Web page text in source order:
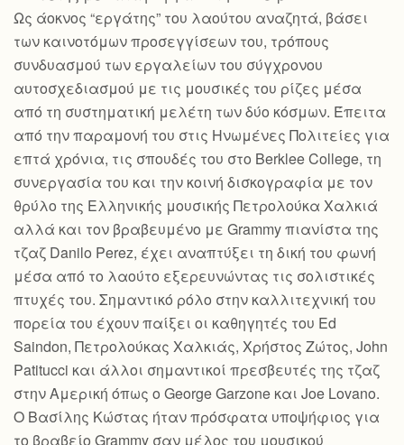
Ως άοκνος “εργάτης” του λαούτου αναζητά, βάσει
των καινοτόμων προσεγγίσεων του, τρόπους
συνδυασμού των εργαλείων του σύγχρονου
αυτοσχεδιασμού με τις μουσικές του ρίζες μέσα
από τη συστηματική μελέτη των δύο κόσμων. Έπειτα
από την παραμονή του στις Ηνωμένες Πολιτείες για
επτά χρόνια, τις σπουδές του στο Berklee College, τη
συνεργασία του και την κοινή δισκογραφία με τον
θρύλο της Ελληνικής μουσικής Πετρολούκα Χαλκιά
αλλά και τον βραβευμένο με Grammy πιανίστα της
τζαζ Danilo Perez, έχει αναπτύξει τη δική του φωνή
μέσα από το λαούτο εξερευνώντας τις σολιστικές
πτυχές του. Σημαντικό ρόλο στην καλλιτεχνική του
πορεία του έχουν παίξει οι καθηγητές του Ed
Saindon, Πετρολούκας Χαλκιάς, Χρήστος Ζώτος, John
Patitucci και άλλοι σημαντικοί πρεσβευτές της τζαζ
στην Αμερική όπως ο George Garzone και Joe Lovano.
Ο Βασίλης Κώστας ήταν πρόσφατα υποψήφιος για
το βραβείο Grammy σαν μέλος του μουσικού